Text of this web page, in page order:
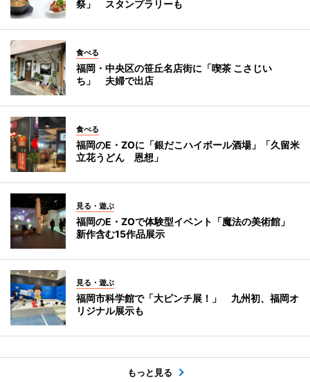
祭」 スタンプラリーも
食べる
福岡・中央区の笹丘名店街に「喫茶 こさじい
ち」 夫婦で出店
食べる
福岡のE・ZOに「銀だこハイボール酒場」「久留米
立花うどん 恩想」
見る・遊ぶ
福岡のE・ZOで体験型イベント「魔法の美術館」
新作含む15作品展示
見る・遊ぶ
福岡市科学館で「大ピンチ展！」 九州初、福岡オ
リジナル展示も
もっと見る